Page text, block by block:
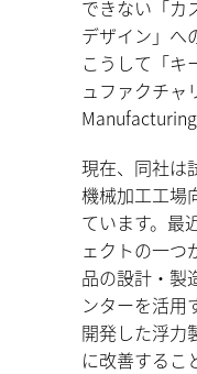
できない「カ
デザイン」へ
こうして「キ
ュファクチ
現在、同社は
機械加工工場
ています。最
ェクトの一つ
品の設計・製
ンターを活用
開発した浮力
に改善するこ